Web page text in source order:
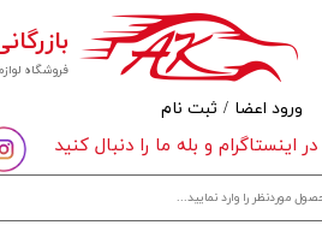
فروشگاه
در اینستاگرام و بله ما را دنبال کنید
ورود اعضا / ثبت نام
حساب کاربری من
تغییر گذر واژه
سفارشات
خروج از حساب کاربری